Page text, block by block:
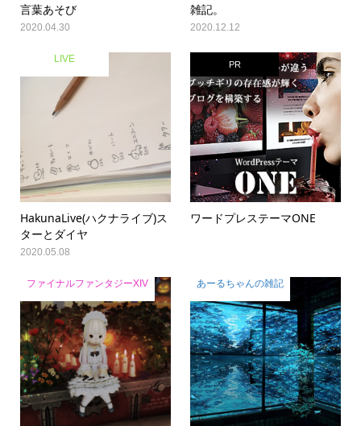
言葉あそび
2020.04.30
雑記。
2020.12.12
LIVE
HakunaLive(ハクナライブ)ス
ターとダイヤ
2020.05.08
PR
ワードプレステーマONE
ファイナルファンタジーXIV あーるちゃんの雑記